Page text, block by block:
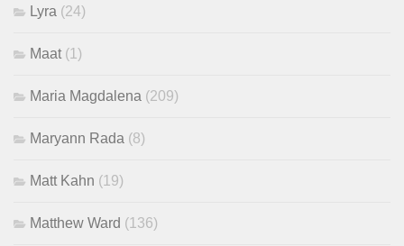
Lyra (24)
Maat (1)
Maria Magdalena (209)
Maryann Rada (8)
Matt Kahn (19)
Matthew Ward (136)